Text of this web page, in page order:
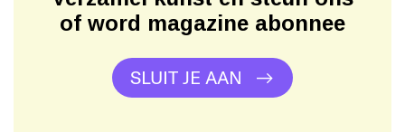
of word magazine abonnee
SLUIT JE AAN